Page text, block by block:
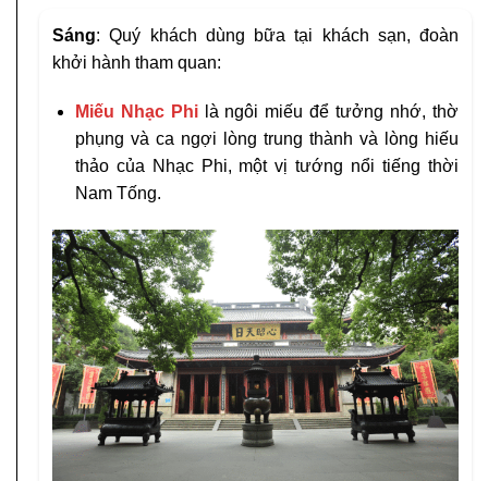
Sáng: Quý khách dùng bữa tại khách sạn, đoàn
khởi hành tham quan:
Miếu Nhạc Phi là ngôi miếu để tưởng nhớ, thờ
phụng và ca ngợi lòng trung thành và lòng hiếu
thảo của Nhạc Phi, một vị tướng nổi tiếng thời
Nam Tống.